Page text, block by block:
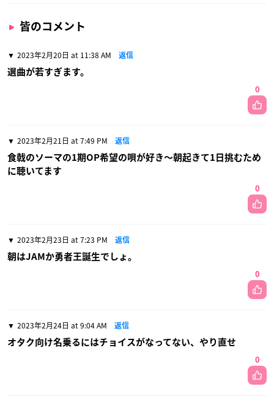
皆のコメント
2023年2月20日 at 11:38 AM 返信
選曲が若すぎます。
0
2023年2月21日 at 7:49 PM 返信
食戟のソーマの1期OP希望の唄が好き〜朝起きて1日挑むため
に聴いてます
0
2023年2月23日 at 7:23 PM 返信
朝はJAMか勇者王誕生でしょ。
0
2023年2月24日 at 9:04 AM 返信
オタク向け名乗るにはチョイスがなってない、やり直せ
0